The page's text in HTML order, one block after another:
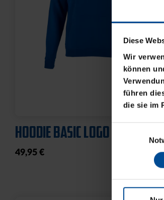
Diese
Wir
können
führen
die sie im
HOODIE BASIC LOGO KLEIN
49,95 €